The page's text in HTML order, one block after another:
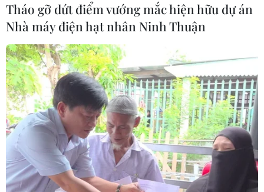
Kinh tế nhiều nước bị ảnh hưởng mạnh do
dịch bệnh viêm phổi
28/01/2020 23:29
Dịch viêm phổi do chủng virus corona mới có khả năng
gây thiệt hại nghiêm trọng hơn đối với kinh tế toàn cầu,
vì Trung Quốc đang chiếm tỷ trọng lớn trong nền kinh tế
thế giới.
Tháo gỡ dứt điểm vướng mắc hiện hữu dự án
Nhà máy điện hạt nhân Ninh Thuận